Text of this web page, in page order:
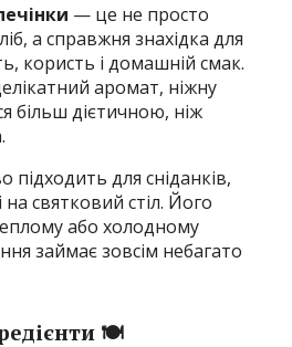
— це не просто
а справжня знахідка для
користь і домашній смак.
аромат, ніжну
більш дієтичною, ніж
для сніданків,
на святковий стіл. Його
або холодному
займає зовсім небагато
🍽️